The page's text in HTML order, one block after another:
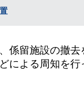
係留施設の撤去
による周知を行